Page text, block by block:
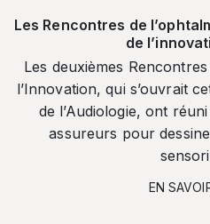
Les Rencontres de
de
Les deuxièmes
l’Innovation, qui s’ouvrait
de l’Audiologie, ont
assureurs pour
EN